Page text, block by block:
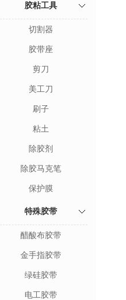
胶粘工具
切割器
胶带座
剪刀
美工刀
刷子
粘土
除胶剂
除胶马克笔
保护膜
特殊胶带
醋酸布胶带
金手指胶带
绿硅胶带
电工胶带